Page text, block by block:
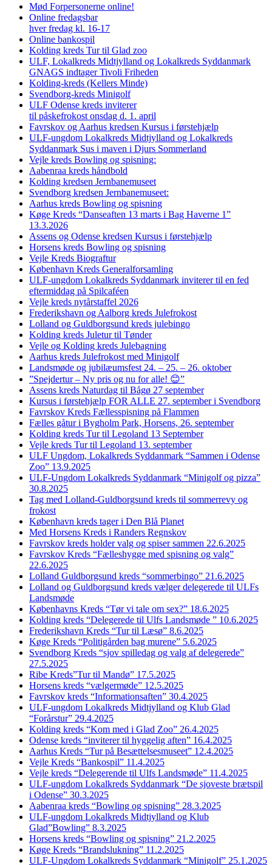
Mød Forpersonerne online!
Online fredagsbar
hver fredag kl. 16-17
Online bankospil
Kolding kreds Tur til Glad zoo
ULF, Lokalkreds Midtjylland og Lokalkreds Syddanmark
GNAGS indtager Tivoli Friheden
Kolding-kreds (Kellers Minde)
Svendborg-kreds Minigolf
ULF Odense kreds inviterer
til påskefrokost onsdag d. 1. april
Favrskov og Aarhus kredsen Kursus i førstehjælp
ULF-ungdom Lokalkreds Midtjylland og Lokalkreds
Syddanmark Sus i maven i Djurs Sommerland
Vejle kreds Bowling og spisning:
Aabenraa kreds håndbold
Kolding kredsen Jernbanemuseet
Svendborg kredsen Jernbanemuseet:
Aarhus kreds Bowling og spisning
Køge Kreds “Danseaften 13 marts i Bag Haverne 1”
13.3.2026
Assens og Odense kredsen Kursus i førstehjælp
Horsens kreds Bowling og spisning
Vejle Kreds Biograftur
København Kreds Generalforsamling
ULF-ungdom Lokalkreds Syddanmark inviterer til en fed
eftermiddag på Spilcaféen
Vejle kreds nytårstaffel 2026
Frederikshavn og Aalborg kreds Julefrokost
Lolland og Guldborgsund kreds julebingo
Kolding kreds Juletur til Tønder
Vejle og Kolding kreds Julebagning
Aarhus kreds Julefrokost med Minigolf
Landsmøde og jubilæumsfest 24. – 25. – 26. oktober
”Spejdertur – Ny pris og nu for alle! 😊”
Assens kreds Naturdag til Bågø 27 september
Kursus i førstehjælp FOR ALLE 27. september i Svendborg
Favrskov Kreds Fællesspisning på Flammen
Fælles gåtur i Bygholm Park, Horsens, 26. september
Kolding kreds Tur til Legoland 13 September
Vejle kreds Tur til Legoland 13. september
ULF Ungdom, Lokalkreds Syddanmark “Sammen i Odense
Zoo” 13.9.2025
ULF-Ungdom Lokalkreds Syddanmark “Minigolf og pizza”
30.8.2025
Tag med Lolland-Guldborgsund kreds til sommerrevy og
frokost
København kreds tager i Den Blå Planet
Med Horsens Kreds i Randers Regnskov
Favrskov kreds holder valg og spiser sammen 22.6.2025
Favrskov Kreds “Fælleshygge med spisning og valg”
22.6.2025
Lolland Guldborgsund kreds “sommerbingo” 21.6.2025
Lolland og Guldborgsund kreds vælger delegerede til ULFs
Landsmøde
Københavns Kreds “Tør vi tale om sex?” 18.6.2025
Kolding kreds “Delegerede til Ulfs Landsmøde ” 10.6.2025
Frederikshavn Kreds “Tur til Læsø” 8.6.2025
Køge Kreds “Politigården bag murene” 5.6.2025
Svendborg Kreds “sjov spilledag og valg af delegerede”
27.5.2025
Ribe Kreds”Tur til Mandø” 17.5.2025
Horsens kreds “vælgermøde” 12.5.2025
Favrskov kreds “Informationsaften” 30.4.2025
ULF-ungdom Lokalkreds Midtjylland og Klub Glad
“Forårstur” 29.4.2025
Kolding kreds “Kom med i Glad Zoo” 26.4.2025
Odense kreds “inviterer til hyggelig aften” 16.4.2025
Aarhus Kreds “Tur på Besættelsesmuseet” 12.4.2025
Vejle Kreds “Bankospil” 11.4.2025
Vejle kreds “Delegerende til Ulfs Landsmøde” 11.4.2025
ULF-ungdom Lokalkreds Syddanmark “De sjoveste brætspil
i Odense” 30.3.2025
Aabenraa kreds “Bowling og spisning” 28.3.2025
ULF-ungdom Lokalkreds Midtjylland og Klub
Glad”Bowling” 8.3.2025
Horsens kreds “Bowling og spisning” 21.2.2025
Køge Kreds “Brandslukning” 11.2.2025
ULF-Ungdom Lokalkreds Syddanmark “Minigolf” 25.1.2025